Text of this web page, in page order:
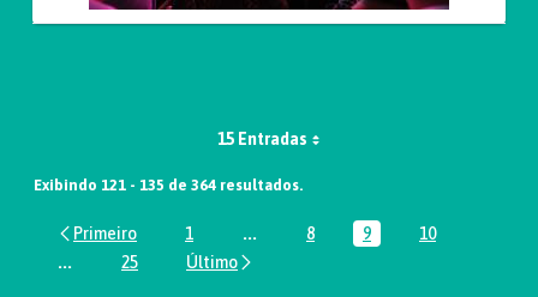
15 Entradas
Exibindo 121 - 135 de 364 resultados.
Página
1 ...Páginas intermediárias Usar ABA
Página
8 Página
9 Página
10
...Páginas intermediárias Usar ABA para navegar.
Página
25